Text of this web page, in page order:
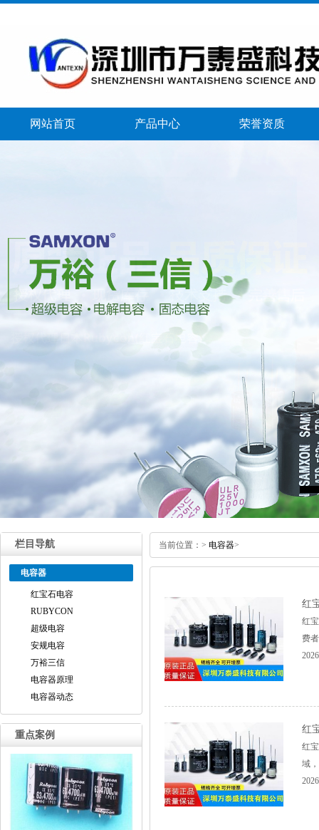
网站首页 产品中心 荣誉资质
栏目导航
电容器
红宝石电容
RUBYCON
超级电容
安规电容
万裕三信
电容器原理
电容器动态
重点案例
当前位置： > 电容器>
红
红
费
红
红
域